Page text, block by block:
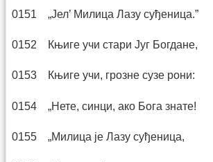
0151 „Јел’ Милица Лазу суђеница.”
0152 Књиге учи стари Југ Богдане,
0153 Књиге учи, грозне сузе рони:
0154 „Нете, синци, ако Бога знате!
0155 „Милица је Лазу суђеница,